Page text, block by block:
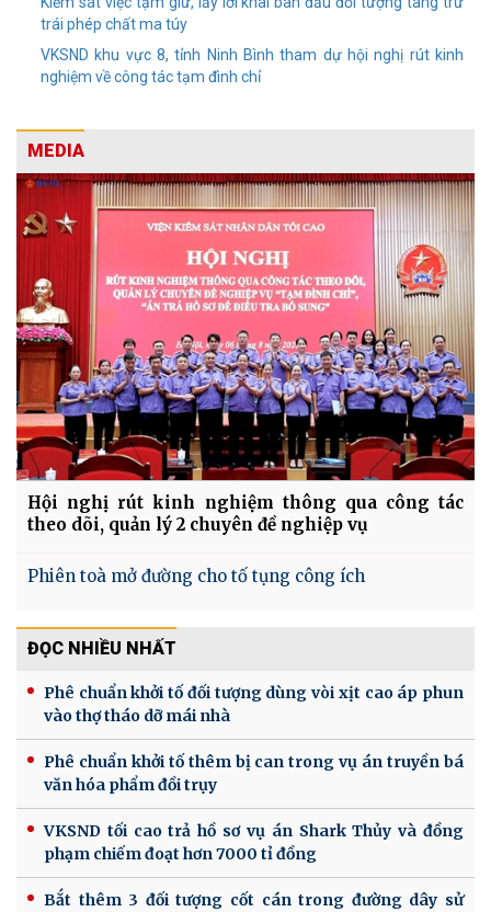
trái phép chất ma túy
VKSND khu vực 8, tỉnh Ninh Bình tham dự hội nghị rút kinh
nghiệm về công tác tạm đình chỉ
MEDIA
Hội nghị rút kinh nghiệm thông qua công tác
theo dõi, quản lý 2 chuyên đề nghiệp vụ
Phiên toà mở đường cho tố tụng công ích
ĐỌC NHIỀU NHẤT
Phê chuẩn khởi tố đối tượng dùng vòi xịt cao áp phun
vào thợ tháo dỡ mái nhà
Phê chuẩn khởi tố thêm bị can trong vụ án truyền bá
văn hóa phẩm đồi trụy
VKSND tối cao trả hồ sơ vụ án Shark Thủy và đồng
phạm chiếm đoạt hơn 7000 tỉ đồng
Bắt thêm 3 đối tượng cốt cán trong đường dây sử